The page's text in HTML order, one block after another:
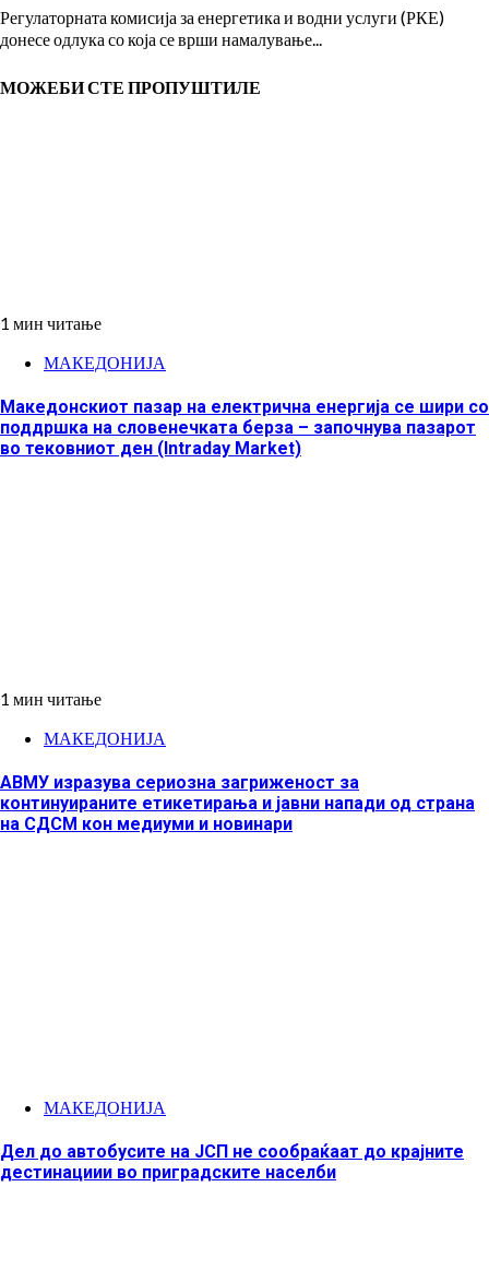
Регулаторната комисија за енергетика и водни услуги (РКЕ)
донесе одлука со која се врши намалување...
МОЖЕБИ СТЕ ПРОПУШТИЛЕ
1 мин читање
МАКЕДОНИЈА
Македонскиот пазар на електрична енергија се шири со
поддршка на словенечката берза – започнува пазарот
во тековниот ден (Intraday Market)
1 мин читање
МАКЕДОНИЈА
АВМУ изразува сериозна загриженост за
континуираните етикетирања и јавни напади од страна
на СДСМ кон медиуми и новинари
МАКЕДОНИЈА
Дел до автобусите на ЈСП не сообраќаат до крајните
дестинациии во приградските населби